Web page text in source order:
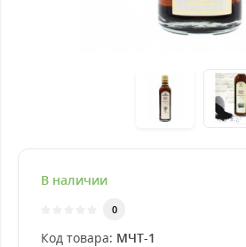
В наличии
0
Код товара: МЧТ-1